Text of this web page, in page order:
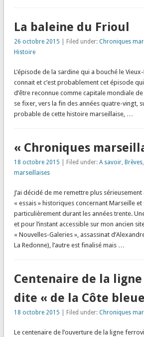
La baleine du Frioul
26 octobre 2015 | Filed under: Chroniques
Histoire
L’épisode de la sardine qui a bouché le
connait et c’est probablement cet épisode
d’être reconnue comme capitale mondiale
se fixer, vers la fin des années quatre-vingt,
probable de cette histoire marseillaise, …
« Chroniques
18 octobre 2015 | Filed under: A savoir, Brèves,
marseillaises
J’ai décidé de me remettre plus sérieusement
« essais » historiques concernant Marseille
particulièrement durant les années trente.
et pour l’instant accessible sur mon ancien
« Nouvelles-Galeries », assassinat
La Redonne), l’autre est finalisé mais …
Centenaire de la
dite « de la Côte
18 octobre 2015 | Filed under: Chroniques
Le centenaire de l’ouverture de la ligne